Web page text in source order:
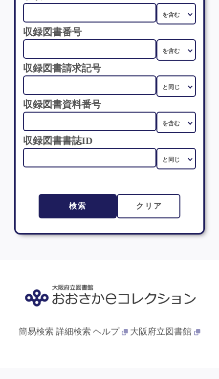
収録図書番号
収録図書請求記号
収録図書資料番号
収録図書書誌ID
検索 クリア
簡易検索 詳細検索 ヘルプ 大阪府立図書館